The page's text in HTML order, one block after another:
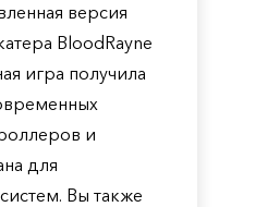
версия
BloodRayne
игра получила
и
для
Вы также